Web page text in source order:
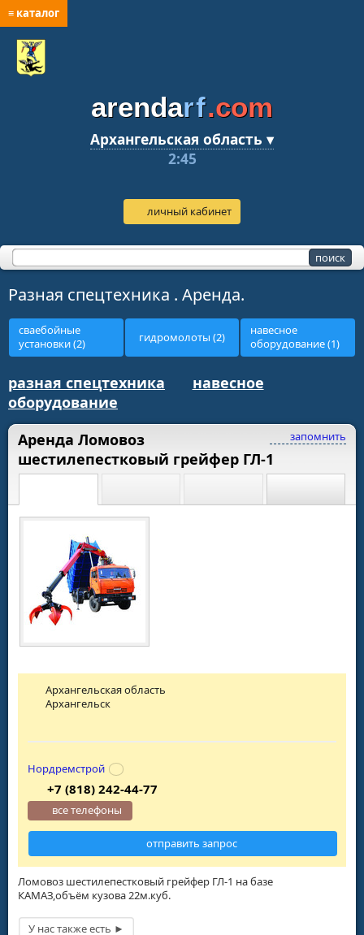
≡ каталог
arendarf.com
Архангельская область ▾
2:45
личный кабинет
Разная спецтехника . Аренда.
сваебойные
установки (2)
гидромолоты (2)
навесное
оборудование (1)
разная спецтехника
навесное
оборудование
запомнить
Аренда Ломовоз
шестилепестковый грейфер ГЛ-1
Ломовоз шестилепестковый грейфер ГЛ-1 на базе
КАМАЗ,объём кузова 22м.куб.
Архангельская область
Архангельск
Нордремстрой
+7 (818) 242-44-77
все телефоны
отправить запрос